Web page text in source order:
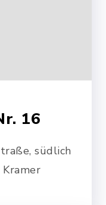
16
südlich